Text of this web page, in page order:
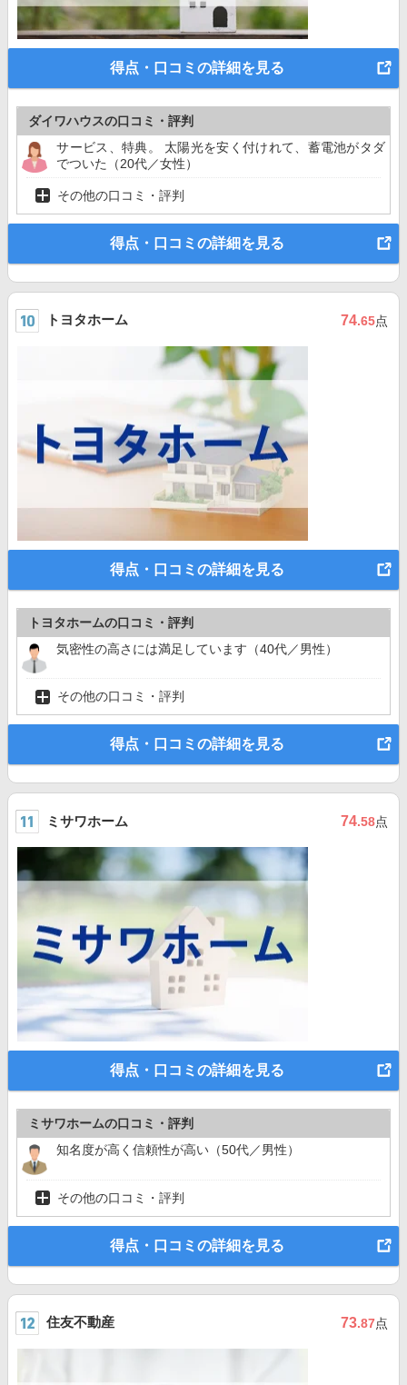
得点・口コミの詳細を見る
ダイワハウスの口コミ・評判
サービス、特典。 太陽光を安く付けれて、蓄電池がタダ
でついた（20代／女性）
その他の口コミ・評判
得点・口コミの詳細を見る
トヨタホーム 74.65点
得点・口コミの詳細を見る
トヨタホームの口コミ・評判
気密性の高さには満足しています（40代／男性）
その他の口コミ・評判
得点・口コミの詳細を見る
ミサワホーム 74.58点
得点・口コミの詳細を見る
ミサワホームの口コミ・評判
知名度が高く信頼性が高い（50代／男性）
その他の口コミ・評判
得点・口コミの詳細を見る
住友不動産 73.87点